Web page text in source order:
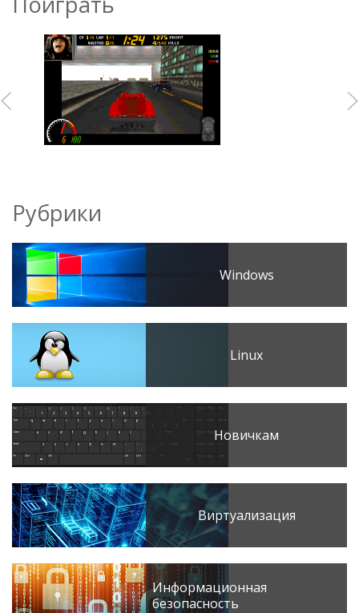
Рубрики
Windows
Linux
Новичкам
Виртуализация
Информационная
безопасность